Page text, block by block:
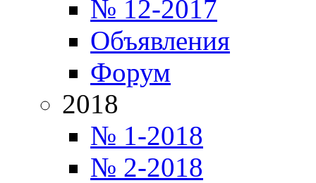
№ 12-2017
Объявления
Форум
2018
№ 1-2018
№ 2-2018